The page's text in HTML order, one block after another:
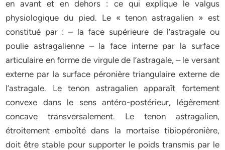
en avant et en dehors : ce qui explique le valgus
physiologique du pied. Le « tenon astragalien » est
constitué par : – la face supérieure de l’astragale ou
poulie astragalienne – la face interne par la surface
articulaire en forme de virgule de l’astragale, – le versant
externe par la surface péronière triangulaire externe de
l’astragale. Le tenon astragalien apparaît fortement
convexe dans le sens antéro-postérieur, légèrement
concave transversalement. Le tenon astragalien,
étroitement emboîté dans la mortaise tibiopéronière,
doit être stable pour supporter le poids transmis par le